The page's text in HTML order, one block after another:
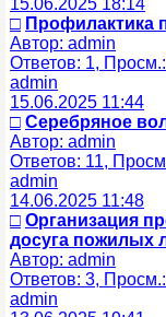
15.06.2025 18:14
□ Профилактика
Автор: admin
Ответов: 1,
admin
15.06.2025 11:44
□ Серебряное
Автор: admin
Ответов: 11,
admin
14.06.2025 11:48
□ Организация
досуга пожилых
Автор: admin
Ответов: 3,
admin